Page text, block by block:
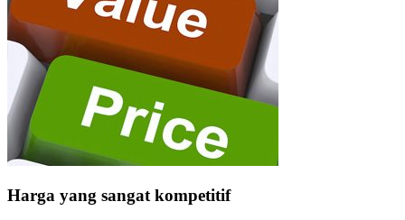
Harga yang sangat kompetitif